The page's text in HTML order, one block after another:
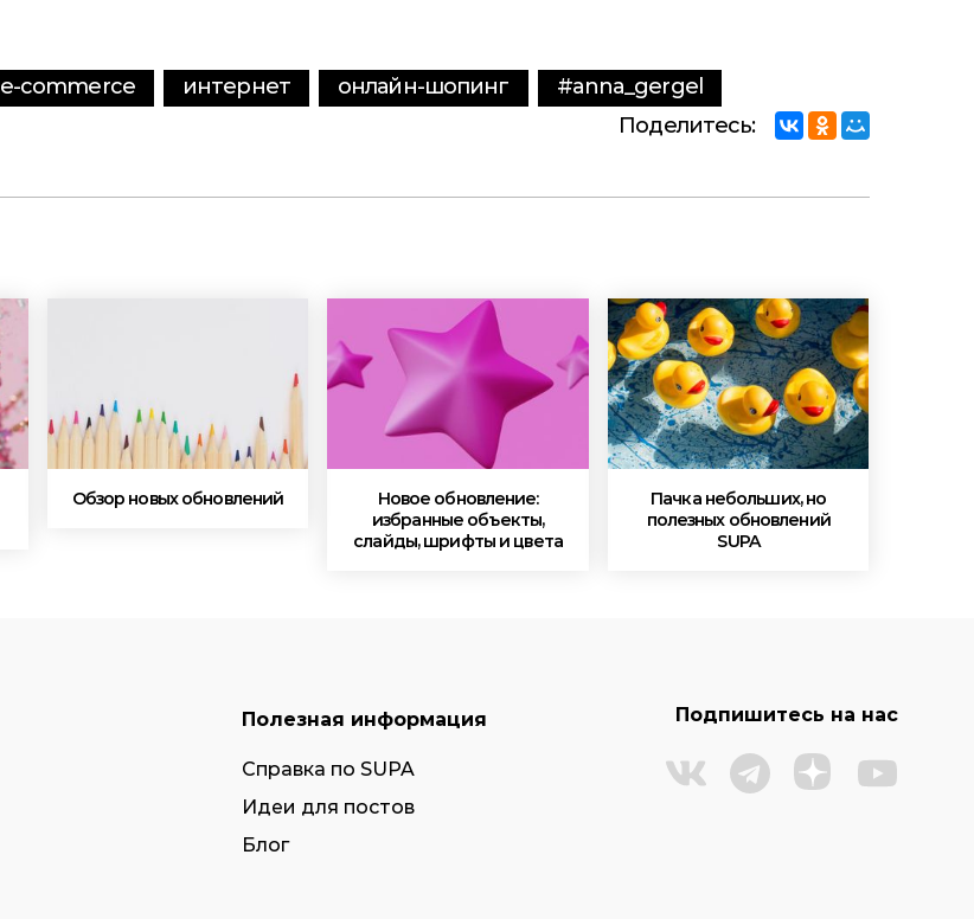
e-commerce интернет онлайн-шопинг
#anna_gergel
Поделитесь:
Обзор новых обновлений
Новое обновление:
избранные объекты,
слайды, шрифты и цвета
Пачка небольших, но
полезных обновлений
SUPA
Полезная информация
Справка по SUPA
Идеи для постов
Блог
Подпишитесь на нас